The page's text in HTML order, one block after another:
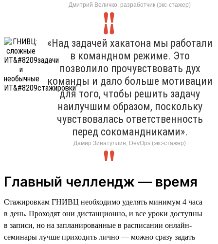
Дмитрий Величко, разработчик (экс-стажер)
«Над задачей хакатона мы работали
в командном режиме. Это
позволило прочувствовать дух
команды и дало больше мотивации
для того, чтобы решить задачу
наилучшим образом, поскольку
чувствовалась ответственность
перед сокомандниками».
Дамир Зинатуллин, DevOps (экс-стажер)
Главный челлендж — время
Стажировкам ГНИВЦ необходимо уделять минимум 4 часа
в день. Проходят они дистанционно, и все уроки доступны
в записи, но на запланированные в расписании онлайн-
семинары лучше приходить лично — можно сразу задать